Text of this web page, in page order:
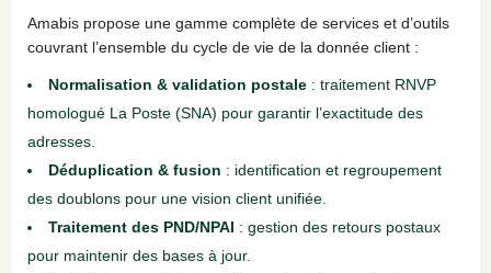
Amabis propose une gamme complète de services et d’outils
couvrant l’ensemble du cycle de vie de la donnée client :
Normalisation & validation postale : traitement RNVP
homologué La Poste (SNA) pour garantir l’exactitude des
adresses.
Déduplication & fusion : identification et regroupement
des doublons pour une vision client unifiée.
Traitement des PND/NPAI : gestion des retours postaux
pour maintenir des bases à jour.